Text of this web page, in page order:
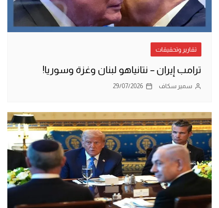
تقارير وتحقيقات
ترامب إيران – نتانياهو لبنان وغزة وسوريا!
سمير سكاف 29/07/2026